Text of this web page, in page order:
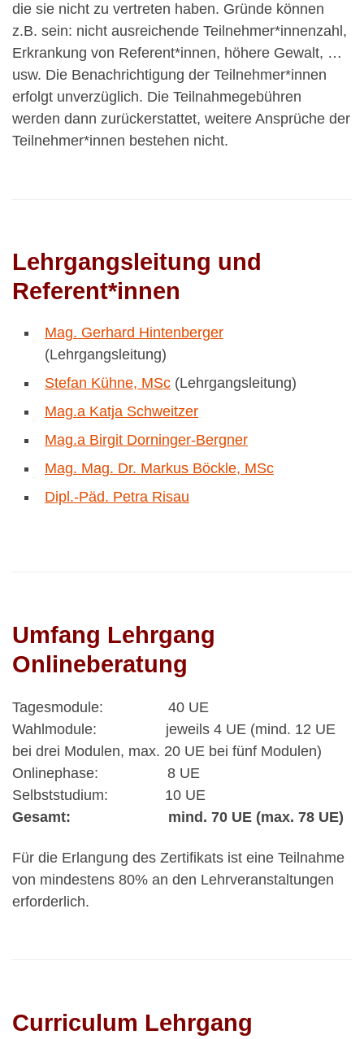
die sie nicht zu vertreten haben. Gründe können
z.B. sein: nicht ausreichende Teilnehmer*innenzahl,
Erkrankung von Referent*innen, höhere Gewalt, …
usw. Die Benachrichtigung der Teilnehmer*innen
erfolgt unverzüglich. Die Teilnahmegebühren
werden dann zurückerstattet, weitere Ansprüche der
Teilnehmer*innen bestehen nicht.
Lehrgangsleitung und
Referent*innen
Mag. Gerhard Hintenberger
(Lehrgangsleitung)
Stefan Kühne, MSc (Lehrgangsleitung)
Mag.a Katja Schweitzer
Mag.a Birgit Dorninger-Bergner
Mag. Mag. Dr. Markus Böckle, MSc
Dipl.-Päd. Petra Risau
Umfang Lehrgang
Onlineberatung
Tagesmodule: 40 UE
Wahlmodule: jeweils 4 UE (mind. 12 UE
bei drei Modulen, max. 20 UE bei fünf Modulen)
Onlinephase: 8 UE
Selbststudium: 10 UE
Gesamt: mind. 70 UE (max. 78 UE)
Für die Erlangung des Zertifikats ist eine Teilnahme
von mindestens 80% an den Lehrveranstaltungen
erforderlich.
Curriculum Lehrgang